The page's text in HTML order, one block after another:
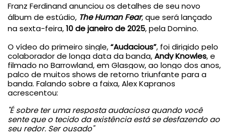
Franz Ferdinand anunciou os detalhes de seu novo
álbum de estúdio, The Human Fear, que será lançado
na sexta-feira,10 de janeiro de 2025, pela Domino.
O vídeo do primeiro single,“Audacious”, foi dirigido pelo
colaborador de longa data da banda,Andy Knowles, e
filmado no Barrowland, em Glasgow, ao longo dos anos,
palco de muitos shows de retorno triunfante para a
banda. Falando sobre a faixa, Alex Kapranos
acrescentou:
"É sobre ter uma resposta audaciosa quando você
sente que o tecido da existência está se desfazendo ao
seu redor. Ser ousado"